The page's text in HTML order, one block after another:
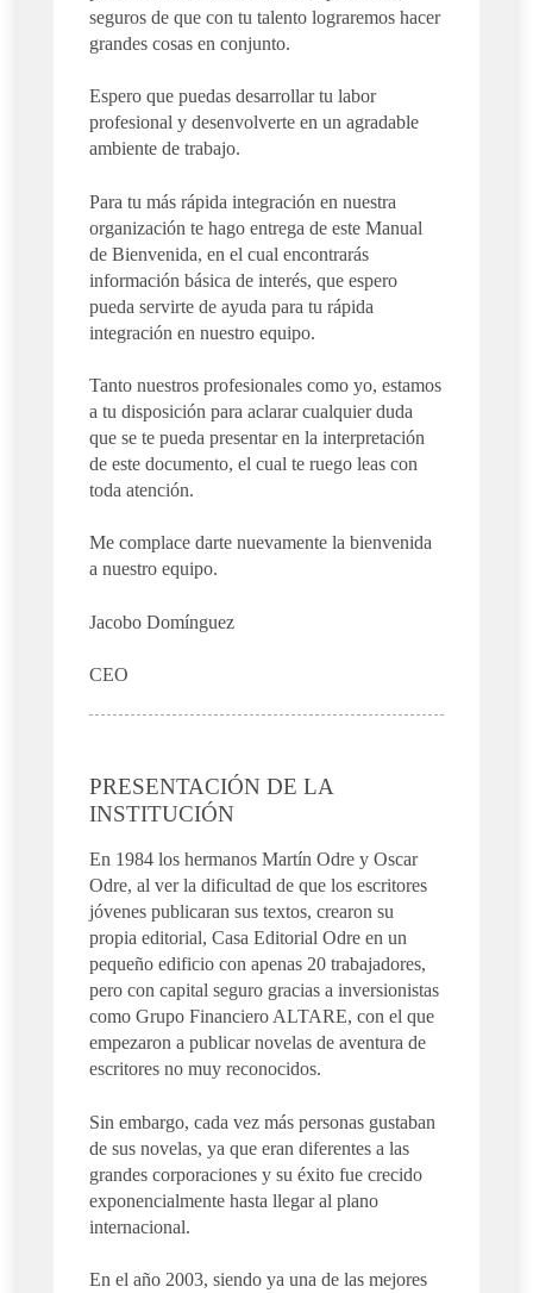
seguros de que con tu talento lograremos hacer
grandes cosas en conjunto.
Espero que puedas desarrollar tu labor
profesional y desenvolverte en un agradable
ambiente de trabajo.
Para tu más rápida integración en nuestra
organización te hago entrega de este Manual
de Bienvenida, en el cual encontrarás
información básica de interés, que espero
pueda servirte de ayuda para tu rápida
integración en nuestro equipo.
Tanto nuestros profesionales como yo, estamos
a tu disposición para aclarar cualquier duda
que se te pueda presentar en la interpretación
de este documento, el cual te ruego leas con
toda atención.
Me complace darte nuevamente la bienvenida
a nuestro equipo.
Jacobo Domínguez
CEO
PRESENTACIÓN DE LA
INSTITUCIÓN
En 1984 los hermanos Martín Odre y Oscar
Odre, al ver la dificultad de que los escritores
jóvenes publicaran sus textos, crearon su
propia editorial, Casa Editorial Odre en un
pequeño edificio con apenas 20 trabajadores,
pero con capital seguro gracias a inversionistas
como Grupo Financiero ALTARE, con el que
empezaron a publicar novelas de aventura de
escritores no muy reconocidos.
Sin embargo, cada vez más personas gustaban
de sus novelas, ya que eran diferentes a las
grandes corporaciones y su éxito fue crecido
exponencialmente hasta llegar al plano
internacional.
En el año 2003, siendo ya una de las mejores